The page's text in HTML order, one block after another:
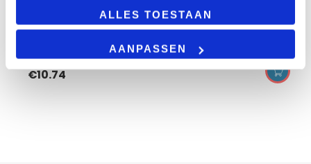
ALLES TOESTAAN
AANPASSEN
CCT-switch
5 jaar garantie
€10.74